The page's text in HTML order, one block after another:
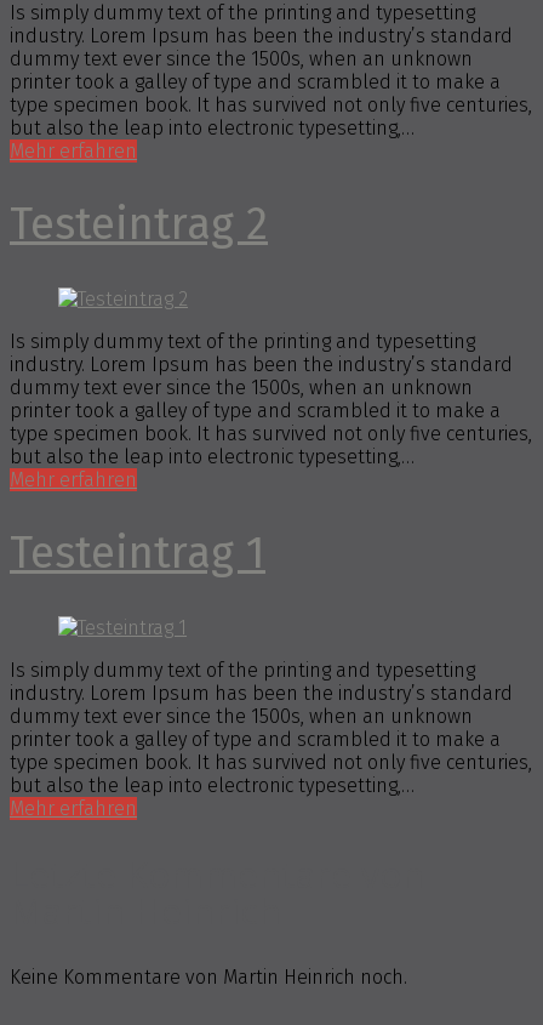
Is simply dummy text of the printing and typesetting
industry. Lorem Ipsum has been the industry’s standard
dummy text ever since the 1500s, when an unknown
printer took a galley of type and scrambled it to make a
type specimen book. It has survived not only five centuries,
but also the leap into electronic typesetting,…
Mehr erfahren
Testeintrag 2
Is simply dummy text of the printing and typesetting
industry. Lorem Ipsum has been the industry’s standard
dummy text ever since the 1500s, when an unknown
printer took a galley of type and scrambled it to make a
type specimen book. It has survived not only five centuries,
but also the leap into electronic typesetting,…
Mehr erfahren
Testeintrag 1
Is simply dummy text of the printing and typesetting
industry. Lorem Ipsum has been the industry’s standard
dummy text ever since the 1500s, when an unknown
printer took a galley of type and scrambled it to make a
type specimen book. It has survived not only five centuries,
but also the leap into electronic typesetting,…
Mehr erfahren
Keine Kommentare von Martin Heinrich noch.